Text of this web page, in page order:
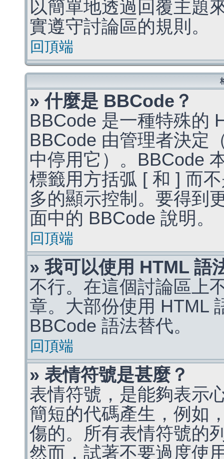
以簡單地透過回覆主題
實遵守討論區的規則。
回頂端
» 什麼是 BBCode？
BBCode 是一種特殊的
BBCode 由管理者決定
中停用它）。BBCode
標籤用方括弧 [ 和 ] 而
多的顯示控制。要得到
面中的 BBCode 說明。
回頂端
» 我可以使用 HTML 語
不行。在這個討論區上
章。大部份使用 HTML
BBCode 語法替代。
回頂端
» 表情符號是甚麼？
表情符號，是能夠表示
簡短的代碼產生，例如
傷的。所有表情符號的
然而，試著不要過度使